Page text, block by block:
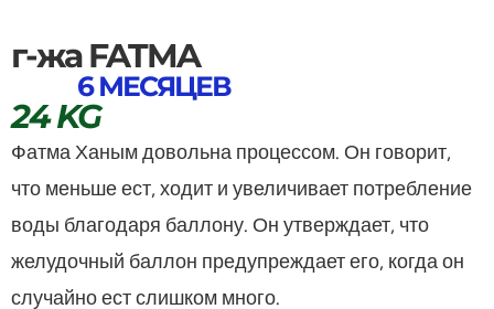
г-жа FATMA
6 МЕСЯЦЕВ
24 KG
Фатма Ханым довольна процессом. Он говорит,
что меньше ест, ходит и увеличивает потребление
воды благодаря баллону. Он утверждает, что
желудочный баллон предупреждает его, когда он
случайно ест слишком много.